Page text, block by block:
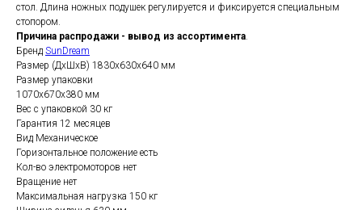
стол. Длина ножных подушек регулируется и фиксируется специальным
стопором.
Причина распродажи - вывод из ассортимента.
Бренд SunDream
Размер (ДхШхВ) 1830х630х640 мм
Размер упаковки
1070x670x380 мм
Вес с упаковкой 30 кг
Гарантия 12 месяцев
Вид Механическое
Горизонтальное положение есть
Кол-во электромоторов нет
Вращение нет
Максимальная нагрузка 150 кг